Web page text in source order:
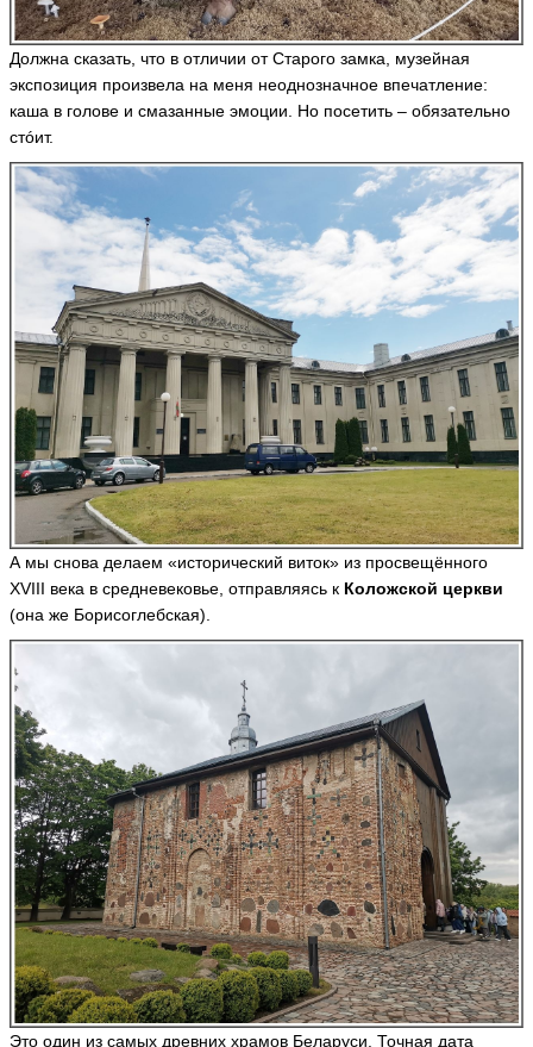
Должна сказать, что в отличии от Старого замка, музейная
экспозиция произвела на меня неоднозначное впечатление:
каша в голове и смазанные эмоции. Но посетить – обязательно
стóит.
А мы снова делаем «исторический виток» из просвещённого
XVIII века в средневековье, отправляясь к Коложской церкви
(она же Борисоглебская).
Это один из самых древних храмов Беларуси. Точная дата